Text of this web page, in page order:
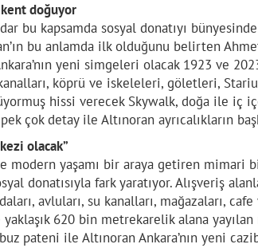
doğuyor
bu kapsamda sosyal donatıyı
bu anlamda ilk olduğunu belirten
yeni simgeleri olacak 1923 ve
köprü ve iskeleleri, göletleri,
hissi verecek Skywalk, doğa ile iç
çok detay ile Altınoran ayrıcalıkların
olacak”
modern yaşamı bir araya getiren mimari
donatısıyla fark yaratıyor. Alışveriş
avluları, su kanalları, mağazaları,
yaklaşık 620 bin metrekarelik alana
pateni ile Altınoran Ankara’nın yeni